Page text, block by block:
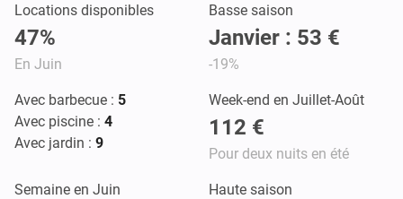
Locations disponibles
47%
En Juin
Basse saison
Janvier : 53 €
-19%
Avec barbecue : 5
Avec piscine : 4
Avec jardin : 9
Week-end en Juillet-Août
112 €
Pour deux nuits en été
Semaine en Juin Haute saison